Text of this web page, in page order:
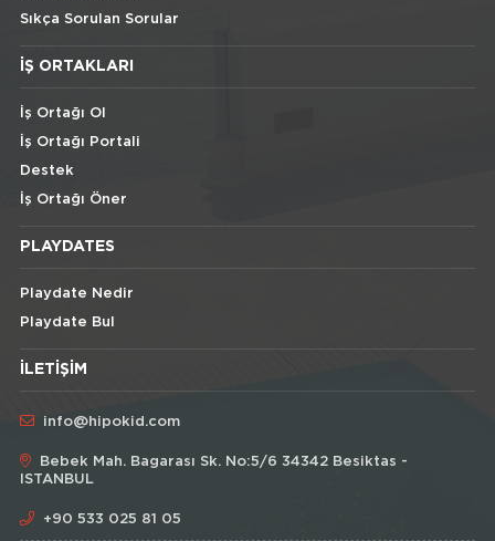
Sıkça Sorulan Sorular
İŞ ORTAKLARI
İş Ortağı Ol
İş Ortağı Portali
Destek
İş Ortağı Öner
PLAYDATES
Playdate Nedir
Playdate Bul
İLETIŞIM
info@hipokid.com
Bebek Mah. Bagarası Sk. No:5/6 34342 Besiktas -
ISTANBUL
+90 533 025 81 05